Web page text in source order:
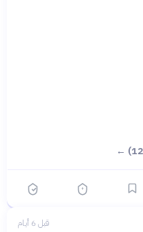
قبل 6 أيام